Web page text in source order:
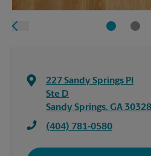
227 Sandy Springs Pl
Ste D
Sandy Springs, GA 30328
(404) 781-0580